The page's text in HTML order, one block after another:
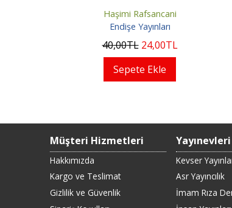
Haşimi Rafsancani
Endişe Yayınları
40,00TL 24,00TL
Sepete Ekle
Müşteri Hizmetleri
Hakkımızda
Kargo ve Teslimat
Gizlilik ve Güvenlik
Yayınevleri
Kevser
Asr Yayıncılık
İmam Rıza